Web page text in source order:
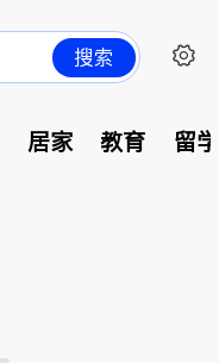
搜索
居家 教育 留